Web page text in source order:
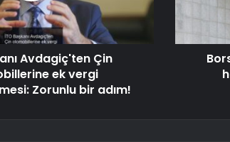
Avdagiç'ten Çin
ek vergi
Zorunlu bir adım!